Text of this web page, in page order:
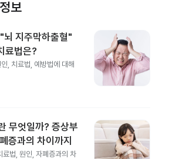
보
뇌 지주막하출혈"
료법은?
, 치료법, 예방법에 대해
무엇일까? 증상부
증과의 차이까지
료법, 원인, 자폐증과의 차